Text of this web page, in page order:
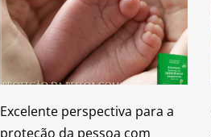
Excelente perspectiva para a
proteção da pessoa com